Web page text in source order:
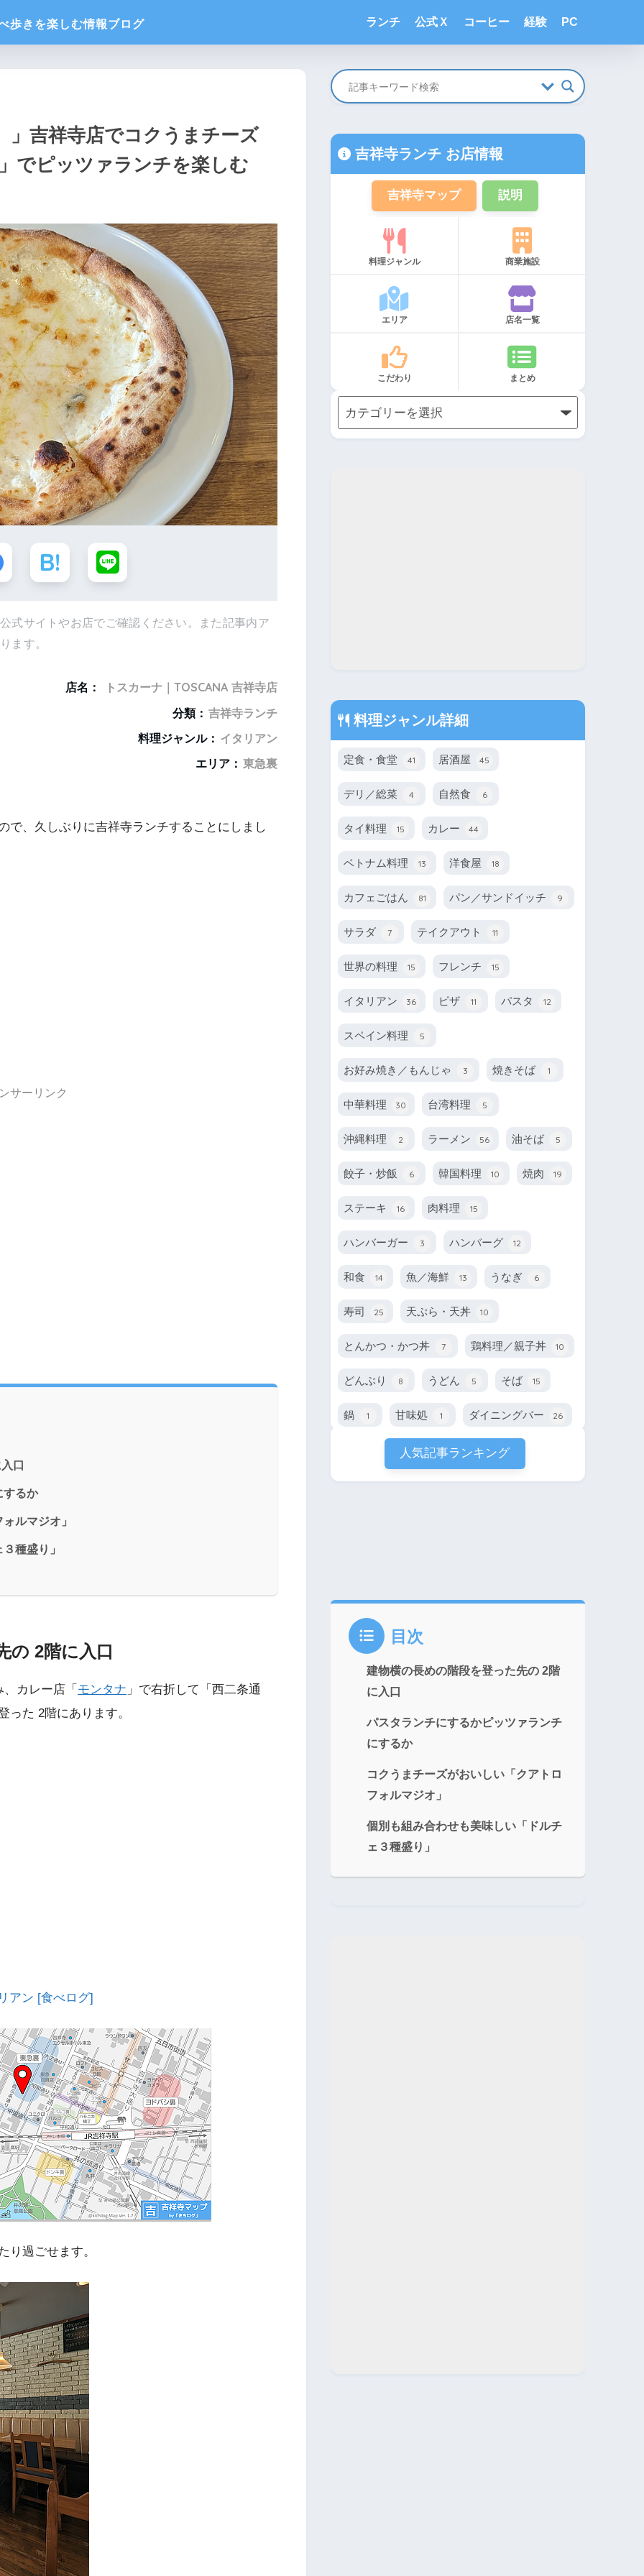
ランチ 公式Ｘ コーヒー 経験 PC
」吉祥寺店でコクうまチーズ
でピッツァランチを楽しむ
式サイトやお店でご確認ください。また記事内ア
ます。
店名：
トスカーナ｜TOSCANA 吉祥寺店
分類： 吉祥寺ランチ
料理ジャンル： イタリアン
エリア： 東急裏
で、久しぶりに吉祥寺ランチすることにしまし
サーリンク
口
するか
ルマジオ」
種盛り」
の 2階に入口
カレー店「 モンタナ 」で右折して「西二条通
った 2階にあります。
アン [食べログ]
り過ごせます。
吉祥寺ランチ お店情報
吉祥寺マップ 説明
料理ジャンル 商業施設
エリア 店名一覧
こだわり まとめ
料理ジャンル詳細
定食・食堂 41 居酒屋 45
デリ／総菜 4 自然食 6
タイ料理 15 カレー 44
ベトナム料理 13 洋食屋 18
カフェごはん 81 パン／サンドイッチ 9
サラダ 7 テイクアウト 11
世界の料理 15 フレンチ 15
イタリアン 36 ピザ 11 パスタ 12
スペイン料理 5
お好み焼き／もんじゃ 3 焼きそば 1
中華料理 30 台湾料理 5
沖縄料理 2 ラーメン 56 油そば 5
餃子・炒飯 6 韓国料理 10 焼肉 19
ステーキ 16 肉料理 15
ハンバーガー 3 ハンバーグ 12
和食 14 魚／海鮮 13 うなぎ 6
寿司 25 天ぷら・天丼 10
とんかつ・かつ丼 7 鶏料理／親子丼 10
どんぶり 8 うどん 5 そば 15
鍋 1 甘味処 1 ダイニングバー 26
人気記事ランキング
目次
建物横の長めの階段を登った先の 2階
に入口
パスタランチにするかピッツァランチ
にするか
コクうまチーズがおいしい「クアトロ
フォルマジオ」
個別も組み合わせも美味しい「ドルチ
ェ３種盛り」